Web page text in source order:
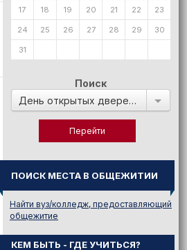
17 18 19 20 21 22 23
24 25 26 27 28 29 30
31
Поиск
День открытых дверей в:
ПОИСК МЕСТА В ОБЩЕЖИТИИ
Найти вуз/колледж, предоставляющий
общежитие
КЕМ БЫТЬ - ГДЕ УЧИТЬСЯ?